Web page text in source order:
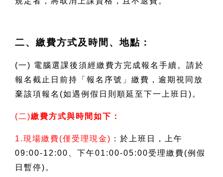
二、繳費方式及時間、地點：
(一) 電腦選課後須經繳費方完成報名手續。請於
報名截止日前持「報名序號」繳費，逾期視同放
棄該項報名(如遇例假日則順延至下一上班日)。
( 二)繳費方式與時間如下：
1.現場繳費(僅受理現金) ：於上班日，上午
09:00-12:00、下午01:00-05:00受理繳費(例假
日暫停)。